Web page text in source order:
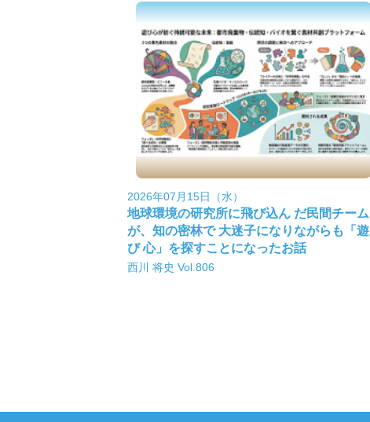
2026年07月15日（水）
地球環境の研究所に飛び込ん だ民間チーム
が、知の密林で 大迷子になりながらも「遊
び 心」を探すことになったお話
西川 将史 Vol.806